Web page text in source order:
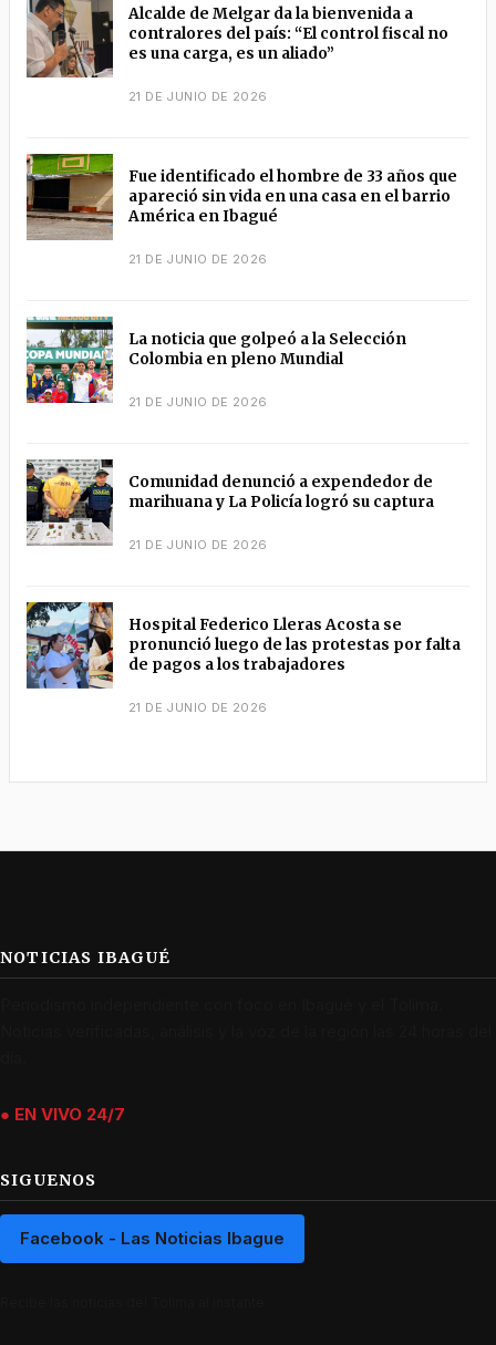
Alcalde de Melgar da la bienvenida a
contralores del país: “El control fiscal no
es una carga, es un aliado”
21 DE JUNIO DE 2026
Fue identificado el hombre de 33 años que
apareció sin vida en una casa en el barrio
América en Ibagué
21 DE JUNIO DE 2026
La noticia que golpeó a la Selección
Colombia en pleno Mundial
21 DE JUNIO DE 2026
Comunidad denunció a expendedor de
marihuana y La Policía logró su captura
21 DE JUNIO DE 2026
Hospital Federico Lleras Acosta se
pronunció luego de las protestas por falta
de pagos a los trabajadores
21 DE JUNIO DE 2026
NOTICIAS IBAGUÉ
● EN VIVO 24/7
SIGUENOS
Facebook - Las Noticias Ibague